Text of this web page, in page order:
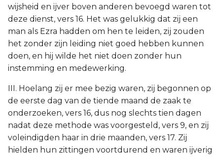
wijsheid en ijver boven anderen bevoegd waren tot
deze dienst, vers 16. Het was gelukkig dat zij een
man als Ezra hadden om hen te leiden, zij zouden
het zonder zijn leiding niet goed hebben kunnen
doen, en hij wilde het niet doen zonder hun
instemming en medewerking.
III. Hoelang zij er mee bezig waren, zij begonnen op
de eerste dag van de tiende maand de zaak te
onderzoeken, vers 16, dus nog slechts tien dagen
nadat deze methode was voorgesteld, vers 9, en zij
voleindigden haar in drie maanden, vers 17. Zij
hielden hun zittingen voortdurend en waren ijverig